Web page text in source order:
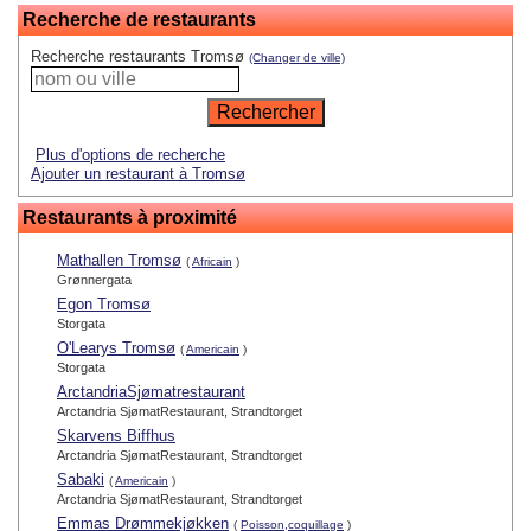
Recherche de restaurants
Recherche restaurants Tromsø (Changer de ville)
Plus d'options de recherche
Ajouter un restaurant à Tromsø
Restaurants à proximité
Mathallen Tromsø (Africain )
Grønnergata
Egon Tromsø
Storgata
O'Learys Tromsø (Americain )
Storgata
ArctandriaSjømatrestaurant
Arctandria SjømatRestaurant, Strandtorget
Skarvens Biffhus
Arctandria SjømatRestaurant, Strandtorget
Sabaki (Americain )
Arctandria SjømatRestaurant, Strandtorget
Emmas Drømmekjøkken ( Poisson,coquillage )